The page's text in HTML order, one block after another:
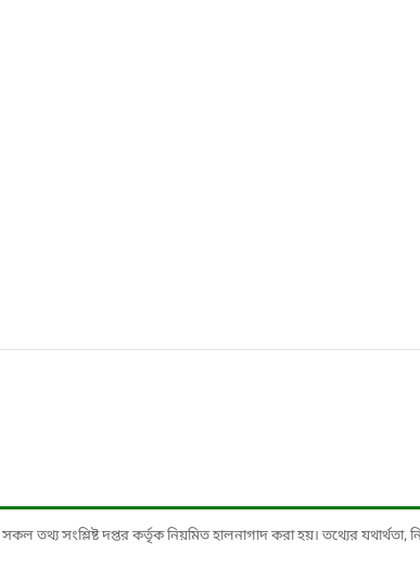
তথ্য সংশ্লিষ্ট দপ্তর কর্তৃক নিয়মিত হালনাগাদ করা হয়। তথ্যের যথার্থতা,